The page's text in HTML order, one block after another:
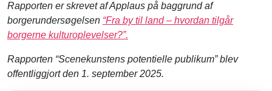
Rapporten er skrevet af Applaus på baggrund af
borgerundersøgelsen “Fra by til land – hvordan tilgår
borgerne kulturoplevelser?”.
Rapporten “Scenekunstens potentielle publikum” blev
offentliggjort den 1. september 2025.